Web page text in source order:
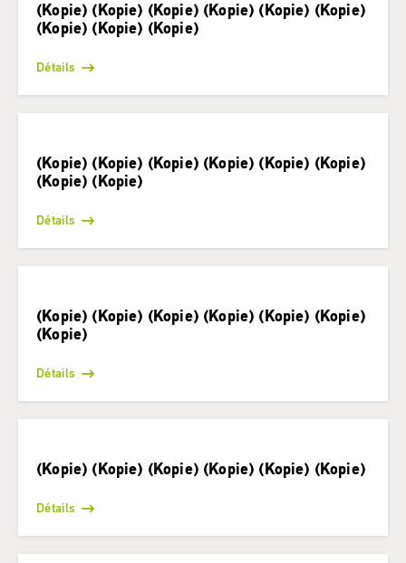
(Kopie) (Kopie) (Kopie) (Kopie) (Kopie) (Kopie)
(Kopie) (Kopie) (Kopie)
Détails
(Kopie) (Kopie) (Kopie) (Kopie) (Kopie) (Kopie)
(Kopie) (Kopie)
Détails
(Kopie) (Kopie) (Kopie) (Kopie) (Kopie) (Kopie)
(Kopie)
Détails
(Kopie) (Kopie) (Kopie) (Kopie) (Kopie) (Kopie)
Détails